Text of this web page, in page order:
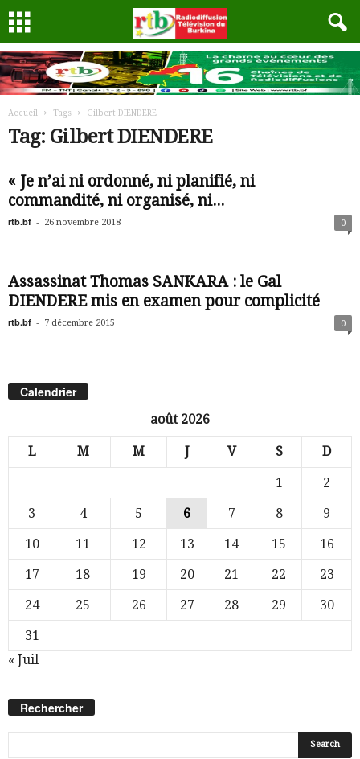
Accueil Tags Gilbert DIENDERE
Tag: Gilbert DIENDERE
« Je n’ai ni ordonné, ni planifié, ni
commandité, ni organisé, ni...
rtb.bf - 26 novembre 2018 0
Assassinat Thomas SANKARA : le Gal
DIENDERE mis en examen pour complicité
rtb.bf - 7 décembre 2015 0
Calendrier
août 2026
L M M J V S D
1
2
3
4 5 6 7 8
9
10
11 12 13 14 15
16
17
18 19 20 21 22
23
24
25 26 27 28 29
30
31
« Juil
Rechercher